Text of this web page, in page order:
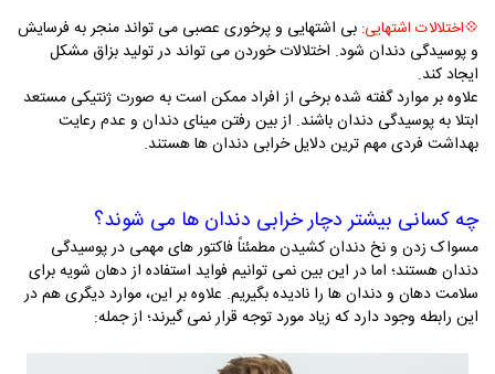
💠اختلالات اشتهایی: بی اشتهایی و پرخوری عصبی می تواند منجر به فرسایش
و پوسیدگی دندان شود. اختلالات خوردن می تواند در تولید بزاق مشکل
ایجاد کند.
علاوه بر موارد گفته شده برخی از افراد ممکن است به صورت ژنتیکی مستعد
ابتلا به پوسیدگی دندان باشند. از بین رفتن مینای دندان و عدم رعایت
بهداشت فردی مهم ترین دلایل خرابی دندان ها هستند.
چه کسانی بیشتر دچار خرابی دندان ها می شوند؟
مسواک زدن و نخ دندان کشیدن مطمئناً فاکتور های مهمی در پوسیدگی
دندان هستند؛ اما در این بین نمی توانیم فواید استفاده از دهان شویه برای
سلامت دهان و دندان ها را نادیده بگیریم. علاوه بر این، موارد دیگری هم در
این رابطه وجود دارد که زیاد مورد توجه قرار نمی گیرند؛ از جمله: